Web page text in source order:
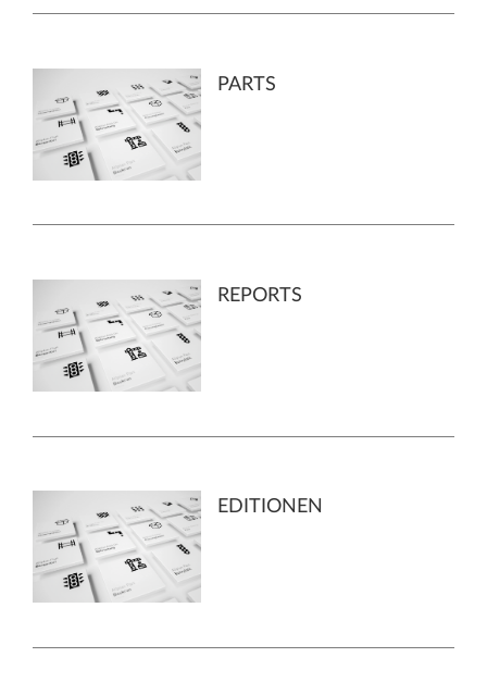
PARTS
REPORTS
EDITIONEN